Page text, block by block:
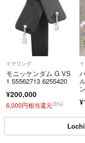
イヤリング
モニッケンダム G VS
1 55562713 6255420
¥200,000
6,000円相当還元(3%)